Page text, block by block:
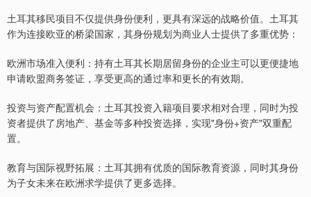
土耳其移民项目不仅提供身份便利，更具有深远的战略价值。土耳其
作为连接欧亚的桥梁国家，其身份规划为商业人士提供了多重优势：
欧洲市场准入便利：持有土耳其长期居留身份的企业主可以更便捷地
申请欧盟商务签证，享受更高的通过率和更长的有效期。
投资与资产配置机会：土耳其投资入籍项目要求相对合理，同时为投
资者提供了房地产、基金等多种投资选择，实现"身份+资产"双重配
置。
教育与国际视野拓展：土耳其拥有优质的国际教育资源，同时其身份
为子女未来在欧洲求学提供了更多选择。